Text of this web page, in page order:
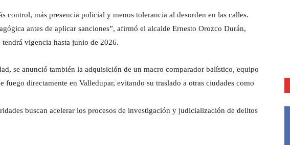
control, más presencia policial y menos tolerancia al desorden en las calles.
antes de aplicar sanciones”, afirmó el alcalde Ernesto Orozco Durán,
vigencia hasta junio de 2026.
se anunció también la adquisición de un macro comparador balístico, equipo
fuego directamente en Valledupar, evitando su traslado a otras ciudades como
buscan acelerar los procesos de investigación y judicialización de delitos